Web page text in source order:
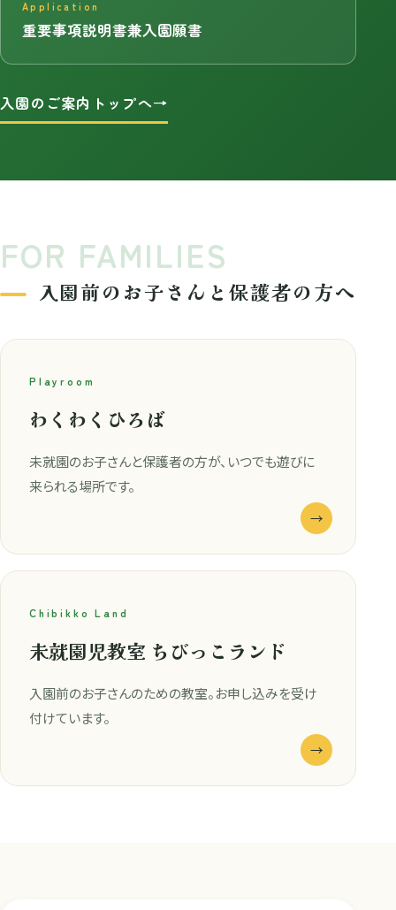
Application
重要事項説明書兼入園願書
入園のご案内トップへ
FOR FAMILIES
入園前のお子さんと保護者の方へ
Playroom
わくわくひろば
未就園のお子さんと保護者の方が、いつでも遊びに
来られる場所です。
→
Chibikko Land
未就園児教室 ちびっこランド
入園前のお子さんのための教室。お申し込みを受け
付けています。
→